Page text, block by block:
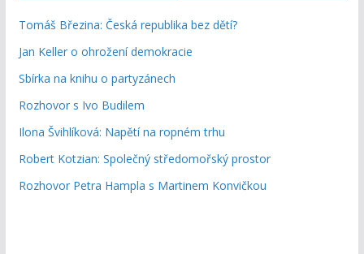
Tomáš Březina: Česká republika bez dětí?
Jan Keller o ohrožení demokracie
Sbírka na knihu o partyzánech
Rozhovor s Ivo Budilem
Ilona Švihlíková: Napětí na ropném trhu
Robert Kotzian: Společný středomořský prostor
Rozhovor Petra Hampla s Martinem Konvičkou